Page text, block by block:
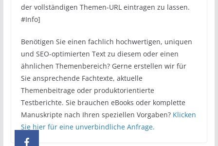
der vollständigen Themen-URL eintragen zu lassen.
#Info]
Benötigen Sie einen fachlich hochwertigen, uniquen
und SEO-optimierten Text zu diesem oder einen
ähnlichen Themenbereich? Gerne erstellen wir für
Sie ansprechende Fachtexte, aktuelle
Themenbeitrage oder produktorientierte
Testberichte. Sie brauchen eBooks oder komplette
Manuskripte nach Ihren speziellen Vorgaben? Klicken
Sie hier für eine unverbindliche Anfrage.